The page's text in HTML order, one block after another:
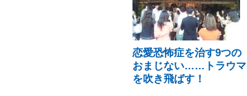
恋愛恐怖症を治す9つの
おまじない……トラウマ
を吹き飛ばす！